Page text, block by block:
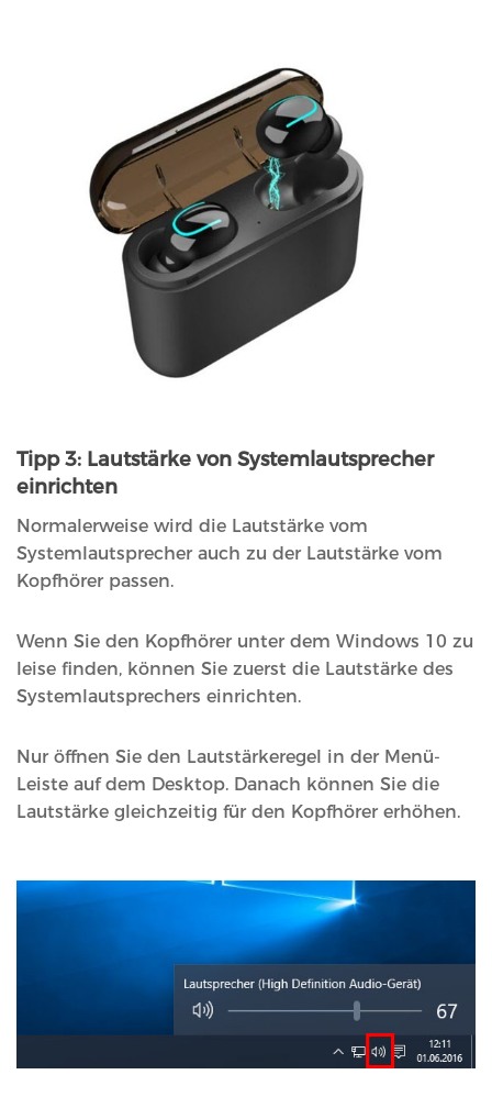
Tipp 3: Lautstärke von Systemlautsprecher
einrichten
Normalerweise wird die Lautstärke vom
Systemlautsprecher auch zu der Lautstärke vom
Kopfhörer passen.
Wenn Sie den Kopfhörer unter dem Windows 10 zu
leise finden, können Sie zuerst die Lautstärke des
Systemlautsprechers einrichten.
Nur öffnen Sie den Lautstärkeregel in der Menü-
Leiste auf dem Desktop. Danach können Sie die
Lautstärke gleichzeitig für den Kopfhörer erhöhen.